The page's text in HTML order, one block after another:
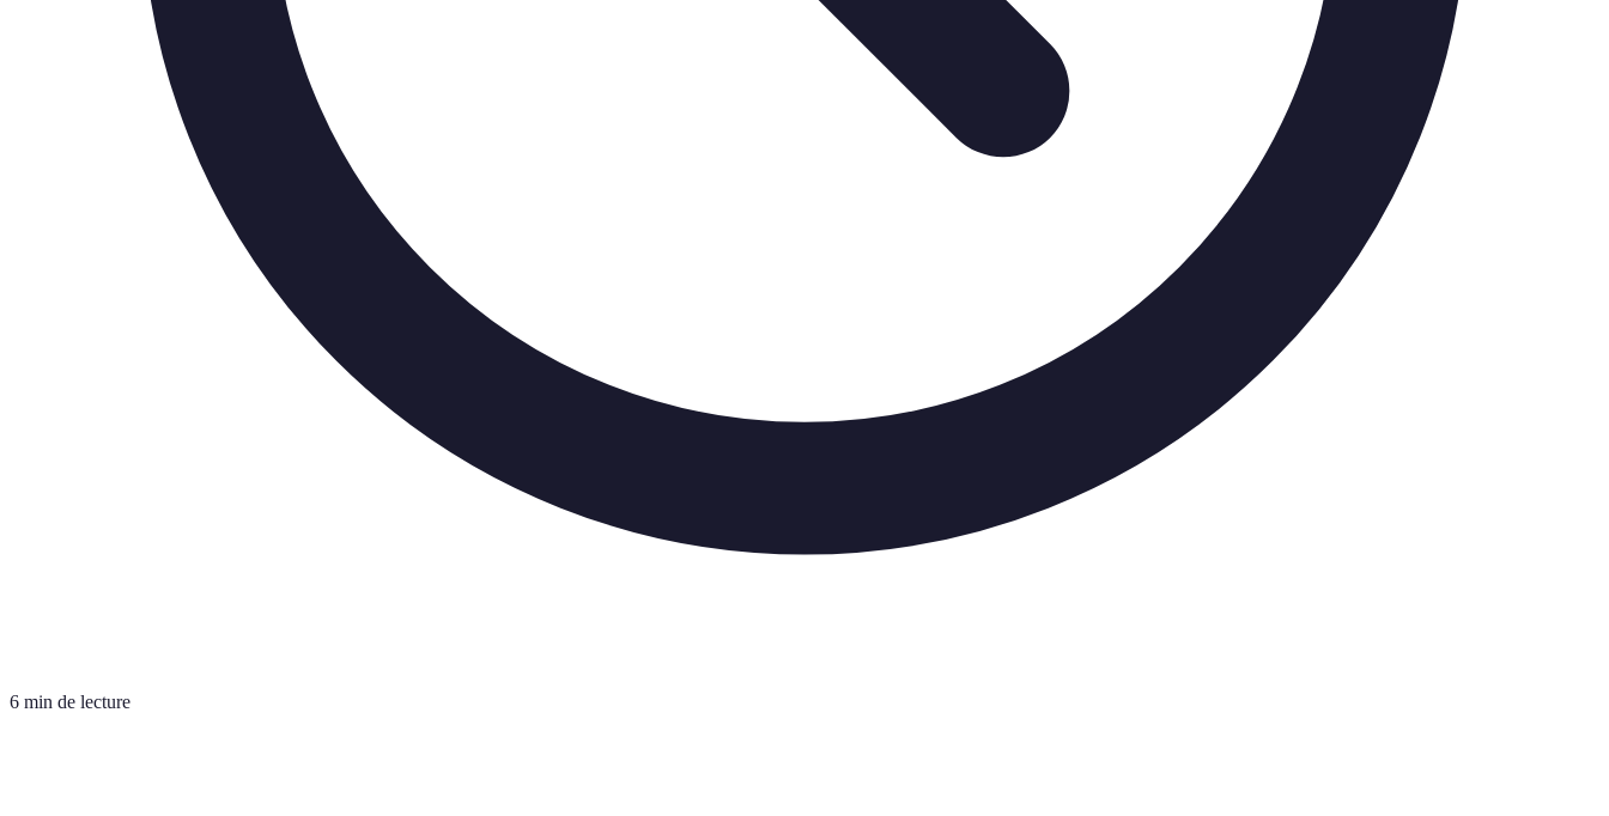
6 min de lecture